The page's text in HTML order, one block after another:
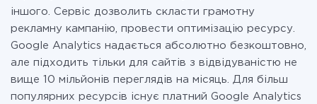
іншого. Сервіс дозволить скласти грамотну
рекламну кампанію, провести оптимізацію ресурсу.
Google Analytics надається абсолютно безкоштовно,
але підходить тільки для сайтів з відвідуваністю не
вище 10 мільйонів переглядів на місяць. Для більш
популярних ресурсів існує платний Google Analytics